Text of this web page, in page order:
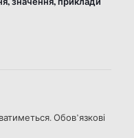
Обов’язкові